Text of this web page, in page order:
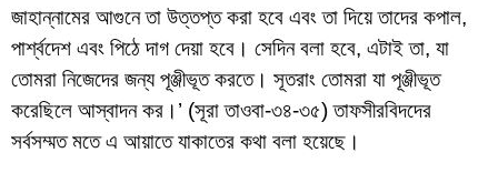
জাহান্নামের আগুনে তা উত্তপ্ত করা হবে এবং তা দিয়ে তাদের কপাল,
পার্শ্বদেশ এবং পিঠে দাগ দেয়া হবে। সেদিন বলা হবে, এটাই তা, যা
তোমরা নিজেদের জন্য পূঞ্জীভূত করতে। সূতরাং তোমরা যা পূঞ্জীভূত
করেছিলে আস্বাদন কর।’ (সূরা তাওবা-৩৪-৩৫) তাফসীরবিদদের
সর্বসম্মত মতে এ আয়াতে যাকাতের কথা বলা হয়েছে।